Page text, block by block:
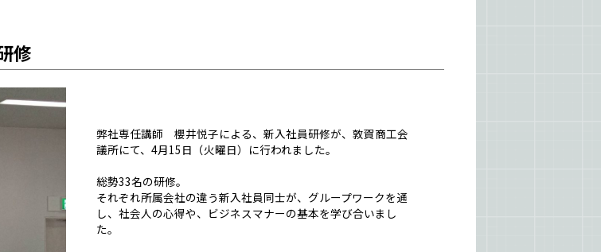
修
弊社専任講師 櫻井悦子による、新入社員研修が、敦賀商工会
議所にて、4月15日（火曜日）に行われました。
総勢33名の研修。
それぞれ所属会社の違う新入社員同士が、グループワークを通
し、社会人の心得や、ビジネスマナーの基本を学び合いまし
た。